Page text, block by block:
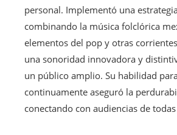
personal. Implementó una
combinando la música folclórica
elementos del pop y otras
una sonoridad innovadora y
un público amplio. Su habilidad
continuamente aseguró la
conectando con audiencias de